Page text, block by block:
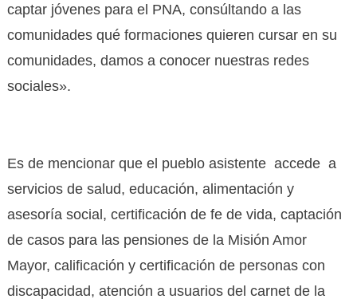
captar jóvenes para el PNA, consúltando a las
comunidades qué formaciones quieren cursar en su
comunidades, damos a conocer nuestras redes
sociales».
Es de mencionar que el pueblo asistente accede a
servicios de salud, educación, alimentación y
asesoría social, certificación de fe de vida, captación
de casos para las pensiones de la Misión Amor
Mayor, calificación y certificación de personas con
discapacidad, atención a usuarios del carnet de la